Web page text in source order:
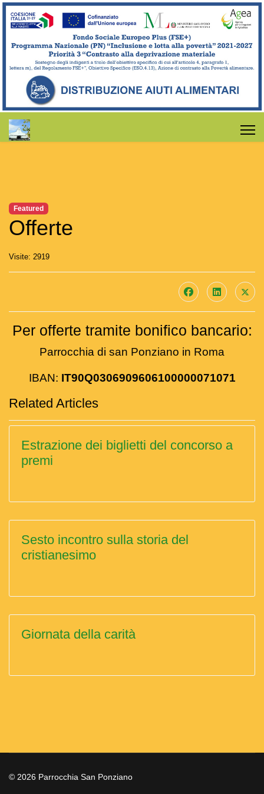
Featured
Offerte
Visite: 2919
Per offerte tramite bonifico bancario:
Parrocchia di san Ponziano in Roma
IBAN: IT90Q0306909606100000071071
Related Articles
Estrazione dei biglietti del concorso a
premi
Sesto incontro sulla storia del
cristianesimo
Giornata della carità
© 2026 Parrocchia San Ponziano